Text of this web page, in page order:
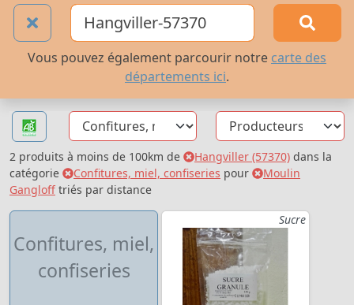
Vous pouvez également parcourir notre carte des
départements ici.
2 produits à moins de 100km de Hangviller (57370) dans la
catégorie
Confitures, miel, confiseries pour
Moulin
Gangloff triés par distance
Confitures, miel,
confiseries
Sucre